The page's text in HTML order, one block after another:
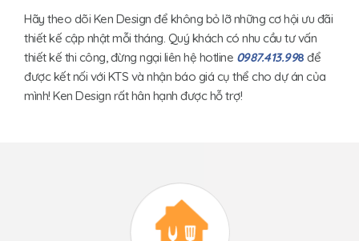
Hãy theo dõi Ken Design để không bỏ lỡ những cơ hội ưu đãi
thiết kế cập nhật mỗi tháng. Quý khách có nhu cầu tư vấn
thiết kế thi công, đừng ngại liên hệ hotline 0987.413.998 để
được kết nối với KTS và nhận báo giá cụ thể cho dự án của
mình! Ken Design rất hân hạnh được hỗ trợ!